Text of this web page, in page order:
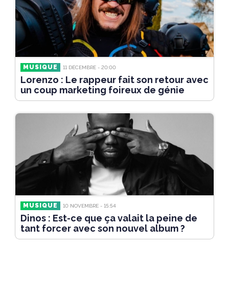
MUSIQUE 11 DÉCEMBRE - 20:00
Lorenzo : Le rappeur fait son retour avec
un coup marketing foireux de génie
MUSIQUE 10 NOVEMBRE - 15:54
Dinos : Est-ce que ça valait la peine de
tant forcer avec son nouvel album ?